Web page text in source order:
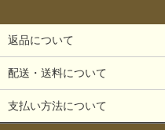
返品について
配送・送料について
支払い方法について